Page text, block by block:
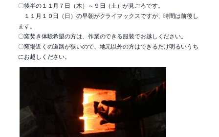
〇後半の１１月７日（木）～９日（土）が見ごろです。
１１月１０日（日）の早朝がクライマックスですが、時間は前後し
ます。
〇窯焚き体験希望の方は、作業のできる服装でお越しください。
〇窯場近くの道路が狭いので、地元以外の方はできるだけ明るいうち
にお越しください。